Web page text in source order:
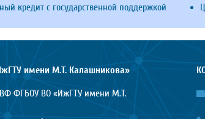
кредит с государственной поддержкой
имени М.Т. Калашникова»
ВФ ФГБОУ ВО «ИжГТУ имени М.Т.